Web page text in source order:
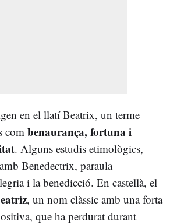
en el llatí Beatrix, un terme
com benaurança, fortuna i
. Alguns estudis etimològics,
Benedectrix, paraula
i la benedicció. En castellà, el
, un nom clàssic amb una forta
que ha perdurat durant